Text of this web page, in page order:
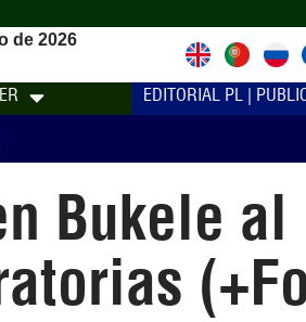
de 2026
EDITORIAL PL |
Bukele